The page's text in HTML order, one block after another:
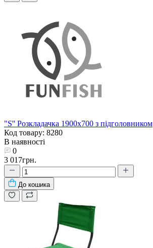
"S'' Розкладачка 1900х700 з підголовником
Код товару: 8280
В наявності
0
3 017грн.
До кошика